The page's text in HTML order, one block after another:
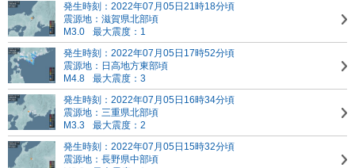
発生時刻：2022年07月05日21時18分頃
震源地：滋賀県北部頃
M3.0
最大震度：1
発生時刻：2022年07月05日17時52分頃
震源地：日高地方東部頃
M4.8
最大震度：3
発生時刻：2022年07月05日16時34分頃
震源地：三重県北部頃
M3.3
最大震度：2
発生時刻：2022年07月05日15時32分頃
震源地：長野県中部頃